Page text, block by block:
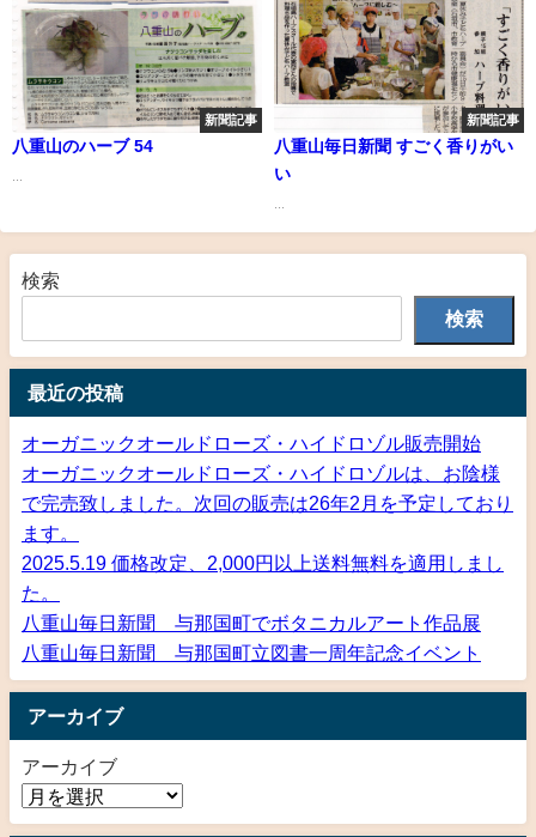
新聞記事
八重山のハーブ 54
新聞記事
八重山毎日新聞 すごく香りがい
い
検索
検索
最近の投稿
オーガニックオールドローズ・ハイドロゾル販売開始
オーガニックオールドローズ・ハイドロゾルは、お陰様
で完売致しました。次回の販売は26年2月を予定しており
ます。
2025.5.19 価格改定、2,000円以上送料無料を適用しまし
た。
八重山毎日新聞 与那国町でボタニカルアート作品展
八重山毎日新聞 与那国町立図書一周年記念イベント
アーカイブ
アーカイブ